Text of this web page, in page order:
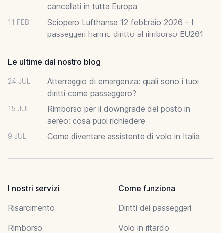
cancellati in tutta Europa
11 FEB
Sciopero Lufthansa 12 febbraio 2026 – I
passeggeri hanno diritto al rimborso EU261
Le ultime dal nostro blog
24 JUL
Atterraggio di emergenza: quali sono i tuoi
diritti come passeggero?
15 JUL
Rimborso per il downgrade del posto in
aereo: cosa puoi richiedere
9 JUL Come diventare assistente di volo in Italia
I nostri servizi
Risarcimento
Rimborso
Come funziona
Diritti dei passeggeri
Volo in ritardo